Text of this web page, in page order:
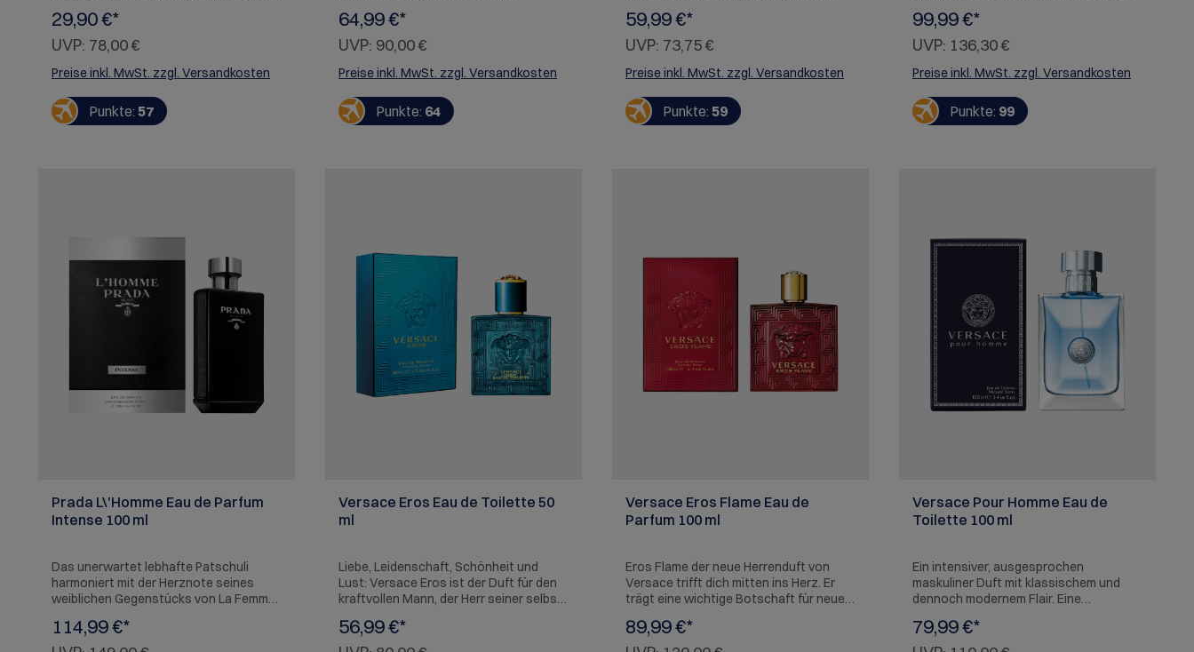
Miyake Eau de Toilette Intense für
Männer. Die holzigen Noten von
kraftvollem Vétiver werden durch
würzigen Ingwer und warmen Salbei
die nur das Wesentliche enthält, wie
eine süchtig machende Ode an die
Wäldern hergestellt wurde. L\'Eau
d\'Issey pour Homme Vétiver ist ein
veganer Duft, der zu 93% aus
Inhaltsstoffen natürlichen Ursprungs
besteht und dessen Formel nur durch
wird. DUFTNOTEN: Kopf: Ingwer Herz:
Muskatellersalbei Basis: Vétiver
29,90 €*
UVP: 78,00 €
Preise inkl. MwSt. zzgl. Versandkosten
Punkte: 57
Kraftvolles Zedernholz trifft dabei auf
die Frische des Wassers. Der Gedanke
von Issey Miyake ist den LEau dIssey
Klassikerduft in einem völlig neuen
Barriere zwischen Zeit und Fashion
durchbricht. Der schlichte Glasflakon
Eschenholz sind aus einem Stück
gefertigt, wobei in puncto Farbgebung
und natürli cher Maserung keiner dem
anderen gleicht. LEau dIssey pour
Homme Eau & Cèdre ist ein veganer
Duft mit 91% natürlichen Inhaltstoffen.
64,99 €*
UVP: 90,00 €
Preise inkl. MwSt. zzgl. Versandkosten
Punkte: 64
59,99 €*
UVP: 73,75 €
Preise inkl. MwSt. zzgl. Versandkosten
Punkte: 59
Kompositionen aufeinandertreffen.
Danach folgt die pulsierende
Sinnlichkeit einer runden Tonkabohne,
getragen von den Aromen einer
zwischen prägnanter Frische und
magnetisierender Wucht.
99,99 €*
UVP: 136,30 €
Preise inkl. MwSt. zzgl. Versandkosten
Punkte: 99
Prada L\'Homme Eau de Parfum
Intense 100 ml
Das unerwartet lebhafte Patschuli
harmoniert mit der Herznote seines
weiblichen Gegenstücks von La Femme
Sandelholz verleihen dem Amber-Akkord
eine sanfte Nuance.
114,99 €*
Versace Eros Eau de Toilette 50
ml
Liebe, Leidenschaft, Schönheit und
Lust: Versace Eros ist der Duft für den
kraftvollen Mann, der Herr seiner selbst
Haut, elegant und maskulin. Eine
zeitgenössische Hommage an das
56,99 €*
Versace Eros Flame Eau de
Parfum 100 ml
Eros Flame der neue Herrenduft von
Versace trifft dich mitten ins Herz. Er
trägt eine wichtige Botschaft für neue
der Liebe und die Kraft der die
Anziehungskraft der
89,99 €*
Versace Pour Homme Eau de
Toilette 100 ml
Ein intensiver, ausgesprochen
maskuliner Duft mit klassischem und
dennoch modernem Flair. Eine
komponiert aus mediterranen
Ingredienzien.
79,99 €*